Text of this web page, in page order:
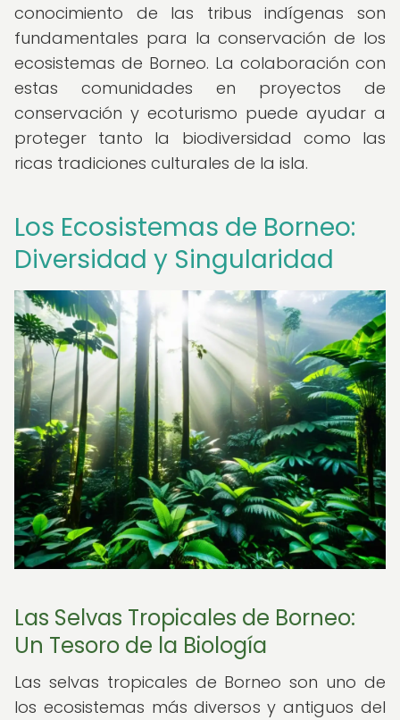
conocimiento de las tribus indígenas son
fundamentales para la conservación de los
ecosistemas de Borneo. La colaboración con
estas comunidades en proyectos de
conservación y ecoturismo puede ayudar a
proteger tanto la biodiversidad como las
ricas tradiciones culturales de la isla.
Los Ecosistemas de Borneo:
Diversidad y Singularidad
Las Selvas Tropicales de Borneo:
Un Tesoro de la Biología
Las selvas tropicales de Borneo son uno de
los ecosistemas más diversos y antiguos del